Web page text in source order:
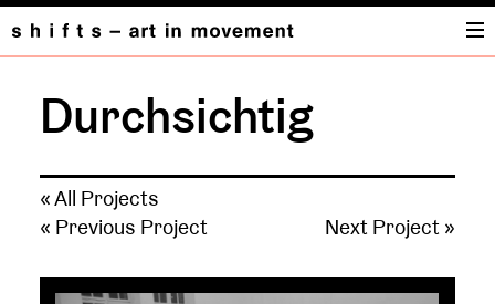
Durchsichtig
« All Projects
« Previous Project
Next Project »